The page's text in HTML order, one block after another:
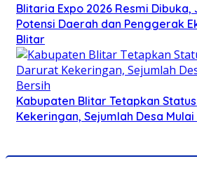
Blitaria Expo 2026 Resmi Dibuka,
Potensi Daerah dan Penggerak
Blitar
Kabupaten Blitar Tetapkan
Kekeringan, Sejumlah Desa